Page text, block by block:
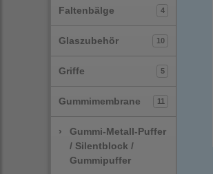
Faltenbälge 4
Glaszubehör 10
Griffe 5
Gummimembrane 11
›
Gummi-Metall-Puffer
/ Silentblock /
Gummipuffer